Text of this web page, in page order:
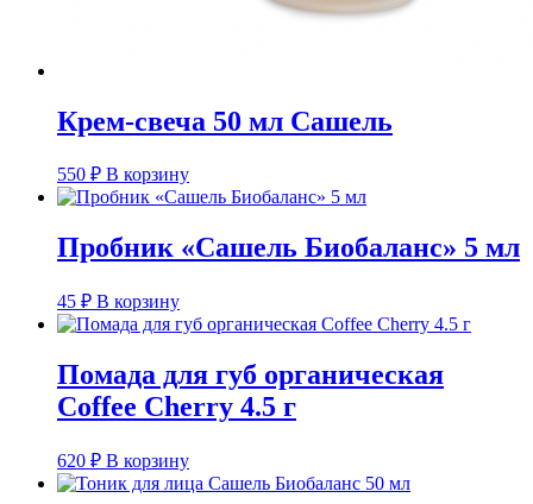
Крем-свеча 50 мл Сашель
550 ₽ В корзину
Пробник «Сашель Биобаланс» 5 мл
45 ₽ В корзину
Помада для губ органическая
Coffee Cherry 4.5 г
620 ₽ В корзину